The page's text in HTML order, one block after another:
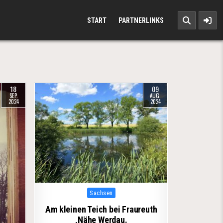
START PARTNERLINKS
18
SEP.
2024
09
AUG.
2024
Posted in
Sachsen
Am kleinen Teich bei Fraureuth
,Nähe Werdau.